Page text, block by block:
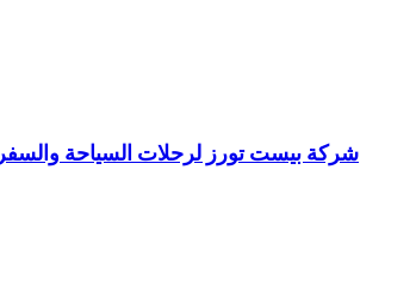
شركة بيست تورز لرحلات السياحة والسفر